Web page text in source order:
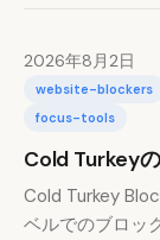
2026年8月2日
website-blockers
focus-tools
Cold Turkey
Cold Turkey
ベルでのブロッ